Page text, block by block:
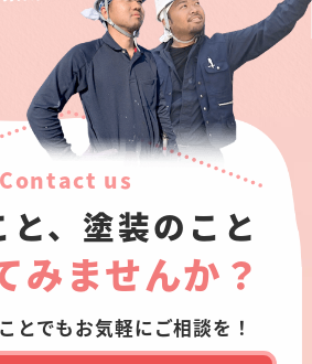
Contact us
と、塗装のこと
みませんか？
とでもお気軽にご相談を！